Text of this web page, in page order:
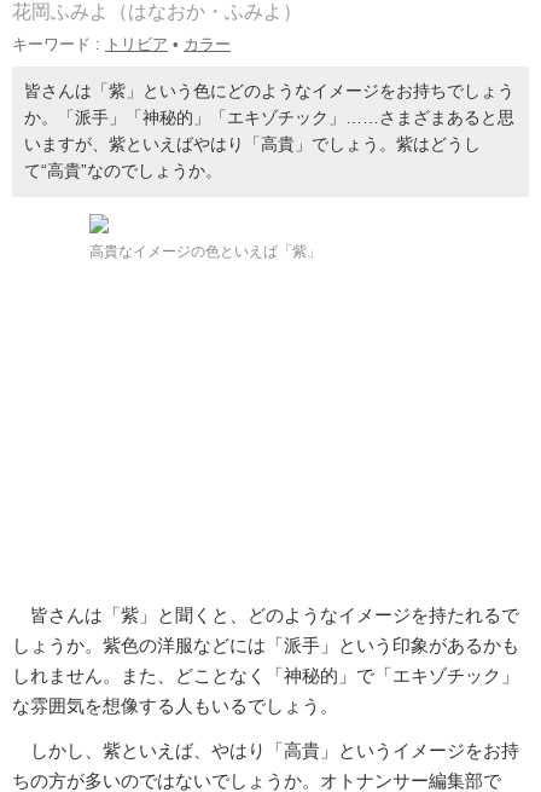
花岡ふみよ（はなおか・ふみよ）
キーワード : トリビア • カラー
皆さんは「紫」という色にどのようなイメージをお持ちでしょう
か。「派手」「神秘的」「エキゾチック」……さまざまあると思
いますが、紫といえばやはり「高貴」でしょう。紫はどうし
て“高貴”なのでしょうか。
高貴なイメージの色といえば「紫」
皆さんは「紫」と聞くと、どのようなイメージを持たれるで
しょうか。紫色の洋服などには「派手」という印象があるかも
しれません。また、どことなく「神秘的」で「エキゾチック」
な雰囲気を想像する人もいるでしょう。
しかし、紫といえば、やはり「高貴」というイメージをお持
ちの方が多いのではないでしょうか。オトナンサー編集部で